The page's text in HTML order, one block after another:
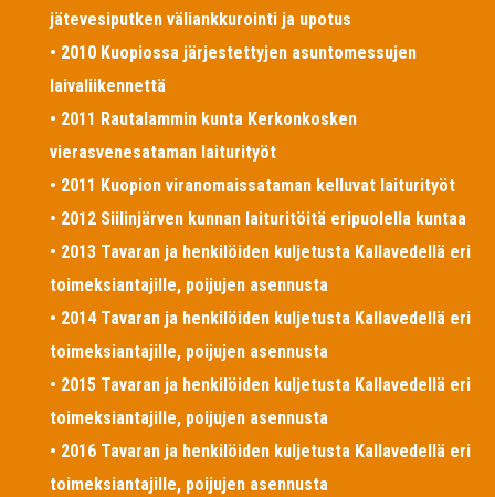
jätevesiputken väliankkurointi ja upotus
• 2010 Kuopiossa järjestettyjen asuntomessujen
laivaliikennettä
• 2011 Rautalammin kunta Kerkonkosken
vierasvenesataman laiturityöt
• 2011 Kuopion viranomaissataman kelluvat laiturityöt
• 2012 Siilinjärven kunnan laituritöitä eripuolella kuntaa
• 2013 Tavaran ja henkilöiden kuljetusta Kallavedellä eri
toimeksiantajille, poijujen asennusta
• 2014 Tavaran ja henkilöiden kuljetusta Kallavedellä eri
toimeksiantajille, poijujen asennusta
• 2015 Tavaran ja henkilöiden kuljetusta Kallavedellä eri
toimeksiantajille, poijujen asennusta
• 2016 Tavaran ja henkilöiden kuljetusta Kallavedellä eri
toimeksiantajille, poijujen asennusta